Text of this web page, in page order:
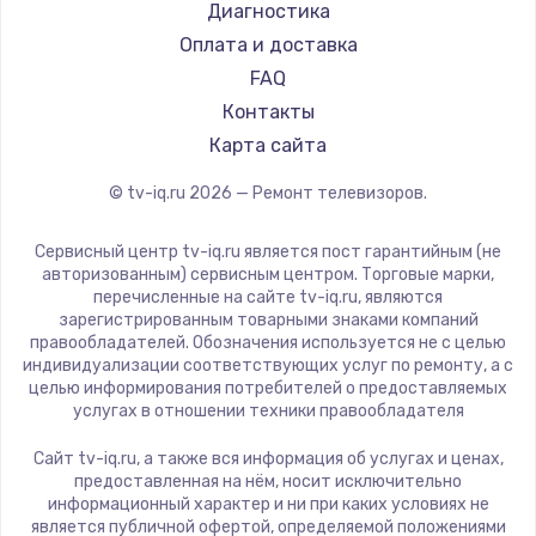
Замена видеокарты
1600 руб.
Заказать
Ремонт разъема питания
880 руб.
Заказать
Замена видеочипа
2745 руб.
Заказать
2600 руб.
Заказать
Hyundai
Doffler
Hiper
Grundig
HITACHI
Yandex
National
iFFALCON
Tuvio
Nord
BenQ
Диагностика
Оплата и доставка
FAQ
Контакты
Карта сайта
© tv-iq.ru 2026 — Ремонт телевизоров.
Сервисный центр tv-iq.ru является пост гарантийным (не
авторизованным) сервисным центром. Торговые марки,
перечисленные на сайте tv-iq.ru, являются
зарегистрированным товарными знаками компаний
правообладателей. Обозначения используется не с целью
индивидуализации соответствующих услуг по ремонту, а с
целью информирования потребителей о предоставляемых
услугах в отношении техники правообладателя
Сайт tv-iq.ru, а также вся информация об услугах и ценах,
предоставленная на нём, носит исключительно
информационный характер и ни при каких условиях не
является публичной офертой, определяемой положениями